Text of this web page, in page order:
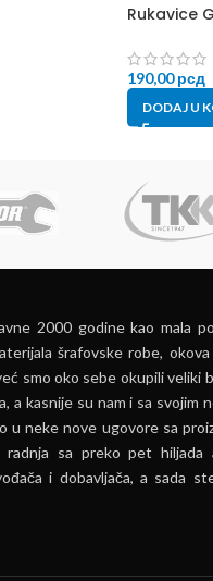
Rukavice
190,00рсд
DODAJ U
2000 godine kao mala
šrafovske robe,
smo oko sebe okupili veliki
a kasnije su nam i sa svojim
u neke nove ugovore sa
radnja sa preko pet
i dobavljača, a sada